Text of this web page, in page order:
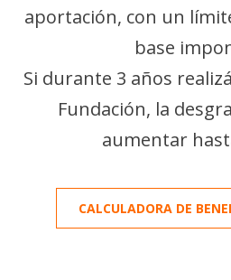
aportación, con un
base
Si durante 3 años
Fundación, la
aumentar
CALCULADORA DE